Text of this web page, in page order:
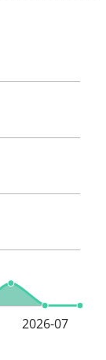
2026-07